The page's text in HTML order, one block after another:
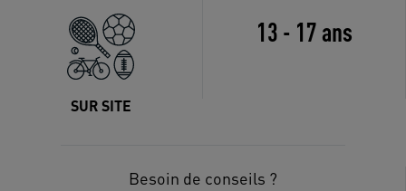
SUR SITE
13 - 17 ans
Besoin de conseils ?